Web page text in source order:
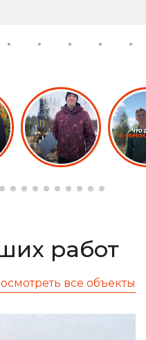
работ
все объекты